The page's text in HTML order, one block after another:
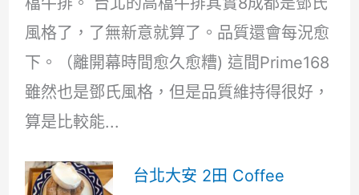
風格了，了無新意就算了。品質還會每況愈
下。（離開幕時間愈久愈糟) 這間Prime168
雖然也是鄧氏風格，但是品質維持得很好，
算是比較能...
台北大安 2田 Coffee